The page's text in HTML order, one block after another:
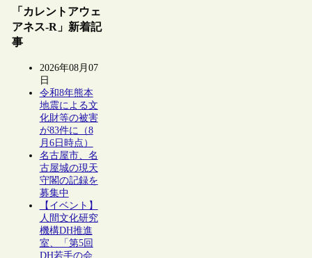
「カレントアウェ
アネス-R」新着記
事
2026年08月07
日
令和8年熊本
地震による文
化財等の被害
が83件に（8
月6日時点）
名古屋市、名
古屋城の現天
守閣の記録を
募集中
【イベント】
人間文化研究
機構DH推進
室、「第5回
DH若手の会